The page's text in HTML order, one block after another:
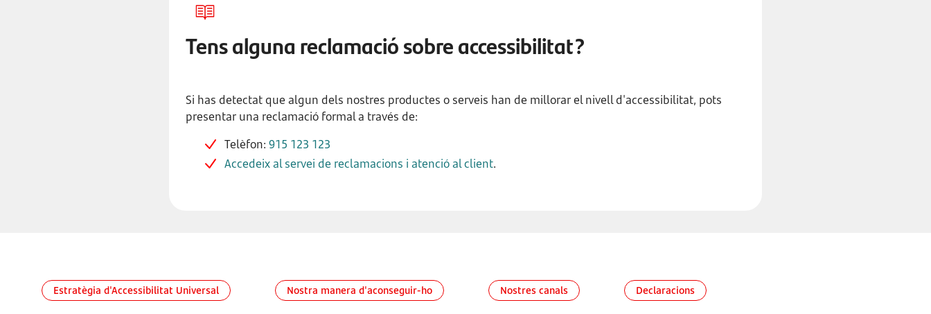
Tens alguna reclamació sobre accessibilitat?
Si has detectat que algun dels nostres productes o serveis han de millorar el nivell d'accessibilitat, pots
presentar una reclamació formal a través de:
Telèfon: 915 123 123
Accedeix al servei de reclamacions i atenció al client.
Estratègia d'Accessibilitat Universal Nostra manera d'aconseguir-ho Nostres canals Declaracions